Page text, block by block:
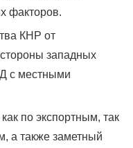
факторов.
КНР от
западных
с местными
по экспортным, так
а также заметный